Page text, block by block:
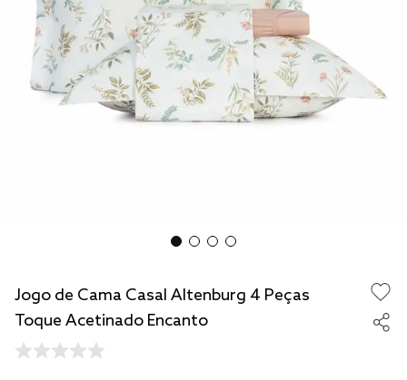
Jogo de Cama Casal Altenburg 4 Peças
Toque Acetinado Encanto
tencel
cobre leito
cobertor